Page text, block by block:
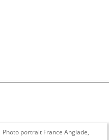
Photo portrait France Anglade,